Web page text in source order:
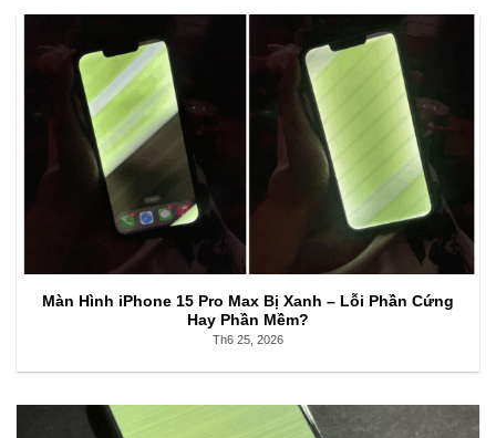
Màn Hình iPhone 15 Pro Max Bị Xanh – Lỗi Phần Cứng
Hay Phần Mềm?
Th6 25, 2026